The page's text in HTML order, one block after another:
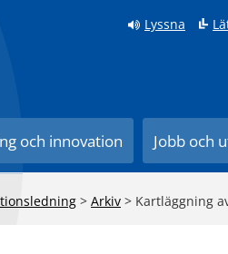
Lyssna
och innovation Jobb och
> Arkiv > Kartläggning